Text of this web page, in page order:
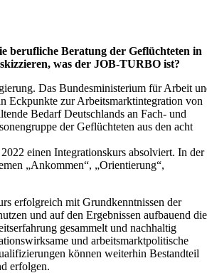
Beratung der Geflüchteten in
was der JOB-TURBO ist?
Das Bundesministerium für Arbeit
Eckpunkte zur Arbeitsmarktintegration von
Bedarf Deutschlands an Fach- und
der Geflüchteten aus den acht
einen Integrationskurs absolviert. In der
„Ankommen“, „Orientierung“,
erfolgreich mit Grundkenntnissen der
und auf den Ergebnissen aufbauend die
gesammelt und nachhaltig
und arbeitsmarktpolitische
können weiterhin Bestandteil
erfolgen.